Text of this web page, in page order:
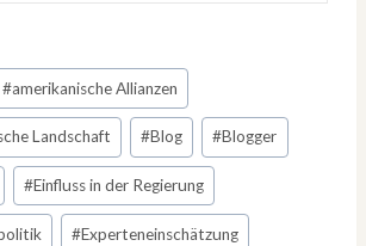
#amerikanische Allianzen
Landschaft #Blog #Blogger
#Einfluss in der Regierung
#Experteneinschätzung